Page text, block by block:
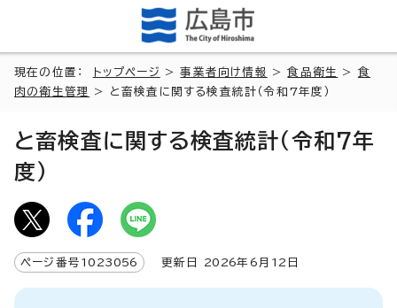
現在の位置： トップページ >事業者向け情報 >食品衛生 > 食
肉の衛生管理
> と畜検査に関する検査統計（令和7年度）
と畜検査に関する検査統計（令和7年
度）
ページ番号 1023056 更新日 2026年6月 12 日